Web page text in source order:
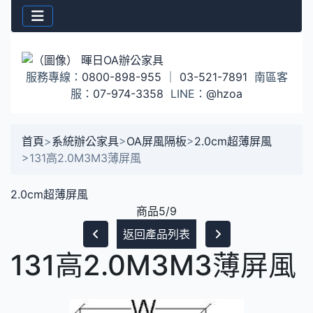
服務專線： 0800-898-955 03-521-7891 南區客
服： 07-974-3358 LINE： @hzoa
首頁>系統辦公家具>OA屏風隔板>2.0cm超薄屏風
>131高2.0M3M3薄屏風
2.0cm超薄屏風
商品5/9
返回產品列表
131高2.0M3M3薄屏風